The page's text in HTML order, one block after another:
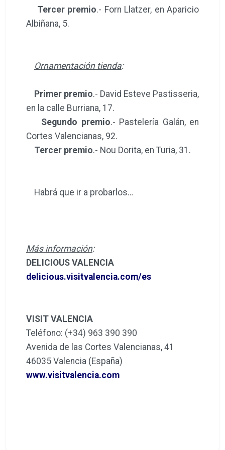
Tercer premio.- Forn Llatzer, en Aparicio
Albiñana, 5.
Ornamentación tienda:
Primer premio.- David Esteve Pastisseria,
en la calle Burriana, 17.
Segundo premio.- Pastelería Galán, en
Cortes Valencianas, 92.
Tercer premio.- Nou Dorita, en Turia, 31.
Habrá que ir a probarlos…
Más información:
DELICIOUS VALENCIA
delicious.visitvalencia.com/es
VISIT VALENCIA
Teléfono: (+34) 963 390 390
Avenida de las Cortes Valencianas, 41
46035 Valencia (España)
www.visitvalencia.com